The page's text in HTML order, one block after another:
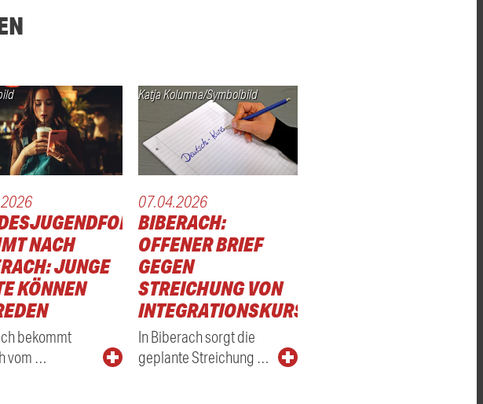
NACH
JUNGE
KÖNNEN
bekommt
vom …
Katja Kolumna/Symbolbild
07.04.2026
BIBERACH:
OFFENER BRIEF
GEGEN
STREICHUNG VON
INTEGRATIONSKURSEN
In Biberach sorgt die
geplante Streichung …